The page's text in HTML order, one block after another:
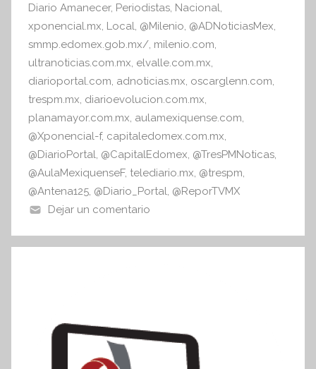
i
v
a
Diario Amanecer, Periodistas, Nacional,
xponencial.mx, Local, @Milenio, @ADNoticiasMex,
smmp.edomex.gob.mx/, milenio.com,
ultranoticias.com.mx, elvalle.com.mx,
diarioportal.com, adnoticias.mx, oscarglenn.com,
trespm.mx, diarioevolucion.com.mx,
planamayor.com.mx, aulamexiquense.com,
@Xponencial-f, capitaledomex.com.mx,
@DiarioPortal, @CapitalEdomex, @TresPMNoticas,
@AulaMexiquenseF, telediario.mx, @trespm,
@Antena125, @Diario_Portal, @ReporTVMX
Dejar un comentario